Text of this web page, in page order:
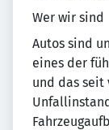
Wer wir sind
Autos sind
eines der
und das seit